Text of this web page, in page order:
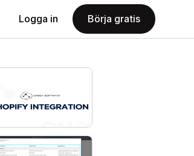
Logga in Börja gratis